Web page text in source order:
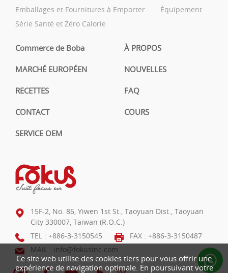
Ce site web utilise des cookies tiers pour vous offrir une
expérience de navigation optimale. En poursuivant votre
Emballages et Fournitures à Emporter
Équipement
Série Santé et Zéro Calorie
Commerce de Boba À PROPOS
MARCHÉ EUROPÉEN NOUVELLES
RECETTES FAQ
CONTACT COURS
SERVICE OEM
15F-2, No. 86, Yiwen 1st St., Taoyuan Dist., Taoyuan
City 330007, Taiwan (R.O.C.)
TEL : +886-3-3150545
FAX : +886-3-3150487
MAIL : info@fokusinc.com